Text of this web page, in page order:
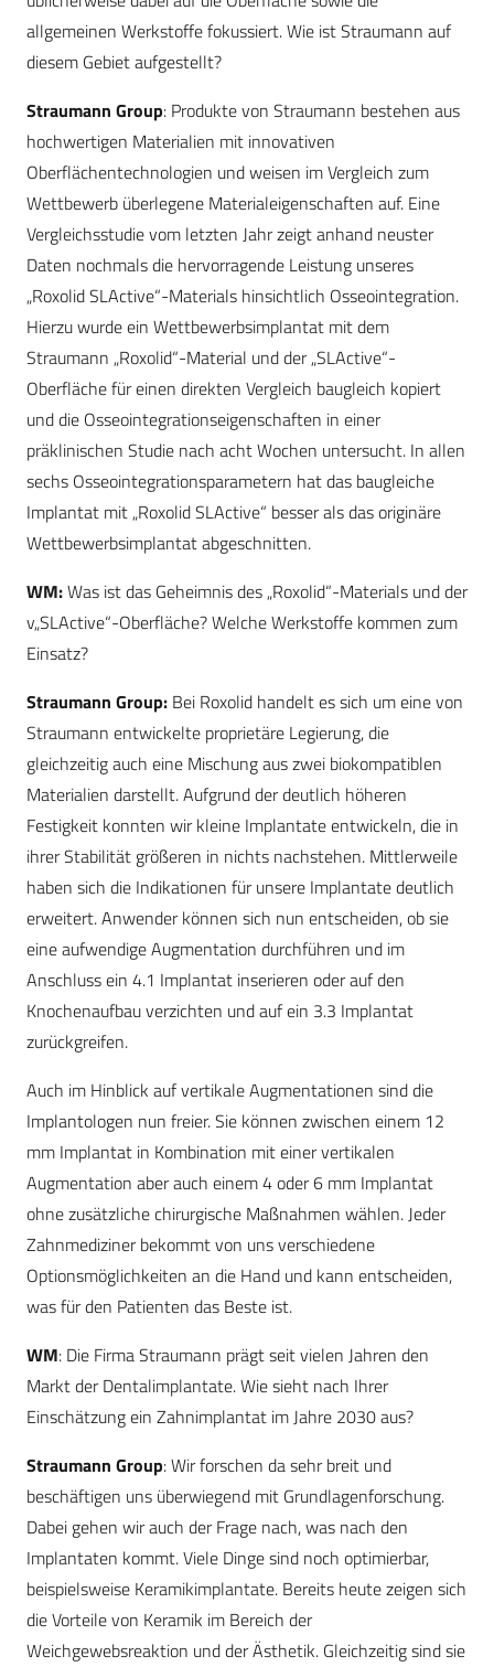
allgemeinen Werkstoffe fokussiert. Wie ist Straumann auf
diesem Gebiet aufgestellt?
Straumann Group: Produkte von Straumann bestehen aus
hochwertigen Materialien mit innovativen
Oberflächentechnologien und weisen im Vergleich zum
Wettbewerb überlegene Materialeigenschaften auf. Eine
Vergleichsstudie vom letzten Jahr zeigt anhand neuster
Daten nochmals die hervorragende Leistung unseres
„Roxolid SLActive“-Materials hinsichtlich Osseointegration.
Hierzu wurde ein Wettbewerbsimplantat mit dem
Straumann „Roxolid“-Material und der „SLActive“-
Oberfläche für einen direkten Vergleich baugleich kopiert
und die Osseointegrationseigenschaften in einer
präklinischen Studie nach acht Wochen untersucht. In allen
sechs Osseointegrationsparametern hat das baugleiche
Implantat mit „Roxolid SLActive“ besser als das originäre
Wettbewerbsimplantat abgeschnitten.
WM:Was ist das Geheimnis des „Roxolid“-Materials und der
v„SLActive“-Oberfläche? Welche Werkstoffe kommen zum
Einsatz?
Straumann Group: Bei Roxolid handelt es sich um eine von
Straumann entwickelte proprietäre Legierung, die
gleichzeitig auch eine Mischung aus zwei biokompatiblen
Materialien darstellt. Aufgrund der deutlich höheren
Festigkeit konnten wir kleine Implantate entwickeln, die in
ihrer Stabilität größeren in nichts nachstehen. Mittlerweile
haben sich die Indikationen für unsere Implantate deutlich
erweitert. Anwender können sich nun entscheiden, ob sie
eine aufwendige Augmentation durchführen und im
Anschluss ein 4.1 Implantat inserieren oder auf den
Knochenaufbau verzichten und auf ein 3.3 Implantat
zurückgreifen.
Auch im Hinblick auf vertikale Augmentationen sind die
Implantologen nun freier. Sie können zwischen einem 12
mm Implantat in Kombination mit einer vertikalen
Augmentation aber auch einem 4 oder 6 mm Implantat
ohne zusätzliche chirurgische Maßnahmen wählen. Jeder
Zahnmediziner bekommt von uns verschiedene
Optionsmöglichkeiten an die Hand und kann entscheiden,
was für den Patienten das Beste ist.
WM: Die Firma Straumann prägt seit vielen Jahren den
Markt der Dentalimplantate. Wie sieht nach Ihrer
Einschätzung ein Zahnimplantat im Jahre 2030 aus?
Straumann Group: Wir forschen da sehr breit und
beschäftigen uns überwiegend mit Grundlagenforschung.
Dabei gehen wir auch der Frage nach, was nach den
Implantaten kommt. Viele Dinge sind noch optimierbar,
beispielsweise Keramikimplantate. Bereits heute zeigen sich
die Vorteile von Keramik im Bereich der
Weichgewebsreaktion und der Ästhetik. Gleichzeitig sind sie